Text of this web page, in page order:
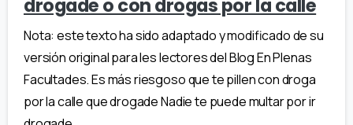
drogade o con drogas por la calle
Nota: este texto ha sido adaptado y modificado de su
versión original para les lectores del Blog En Plenas
Facultades. Es más riesgoso que te pillen con droga
por la calle que drogade Nadie te puede multar por ir